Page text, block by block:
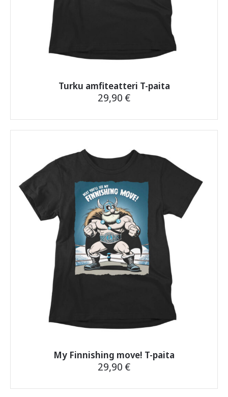
Turku amfiteatteri T-paita
29,90 €
tuotteella
muunnelma.
tehdä
valinnat
tuotteen
sivulla.
My Finnishing move! T-paita
29,90 €
tuotteella